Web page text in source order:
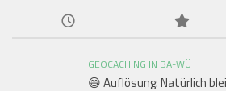
GEOCACHING IN BA-WÜ
😄 Auflösung: Natürlich